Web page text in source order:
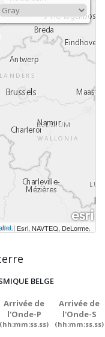
| Esri, NAVTEQ, DeLorme,
BELGE
Arrivée de
l'Onde-P
(hh:mm:ss.ss)
Arrivée de
l'Onde-S
(hh:mm:ss.ss)